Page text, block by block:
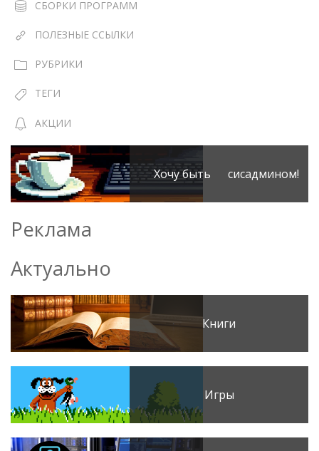
СБОРКИ ПРОГРАММ
ПОЛЕЗНЫЕ ССЫЛКИ
РУБРИКИ
ТЕГИ
АКЦИИ
Хочу быть сисадмином!
Реклама
Актуально
Книги
Игры